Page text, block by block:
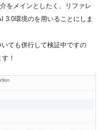
をメインとしたく、リファレ
3.0環境のを用いることにしま
ても併行して検証中ですの
！